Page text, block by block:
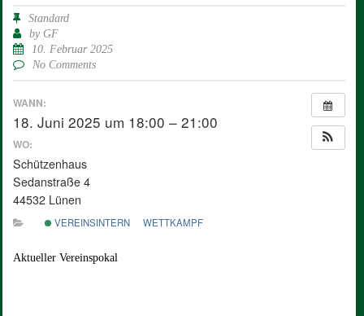
Standard
byGF
10. Februar 2025
No Comments
WANN:
18. Juni 2025 um 18:00 – 21:00
WO:
Schützenhaus
Sedanstraße 4
44532 Lünen
VEREINSINTERN WETTKAMPF
Aktueller Vereinspokal